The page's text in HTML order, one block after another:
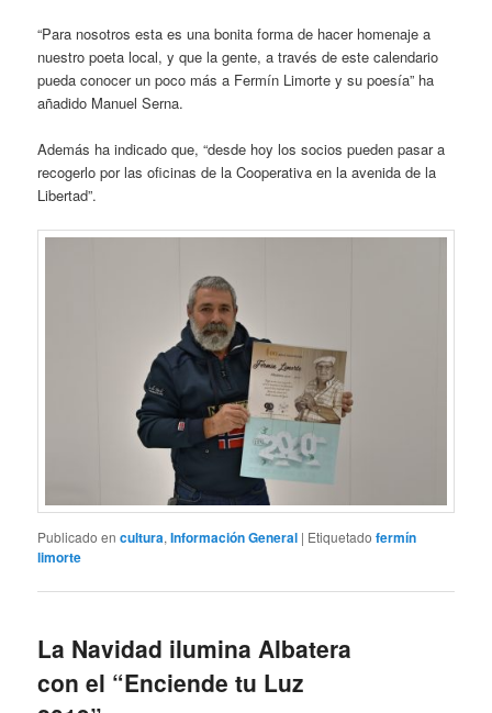
“Para nosotros esta es una bonita forma de hacer homenaje a
nuestro poeta local, y que la gente, a través de este calendario
pueda conocer un poco más a Fermín Limorte y su poesía” ha
añadido Manuel Serna.
Además ha indicado que, “desde hoy los socios pueden pasar a
recogerlo por las oficinas de la Cooperativa en la avenida de la
Libertad”.
Publicado en cultura,Información General | Etiquetado fermín
limorte
La Navidad ilumina Albatera
con el “Enciende tu Luz